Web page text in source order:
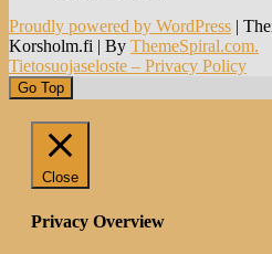
Proudly powered by WordPress |
Korsholm.fi | By ThemeSpiral.com.
Tietosuojaseloste – Privacy Policy
Go Top
Close
Privacy Overview